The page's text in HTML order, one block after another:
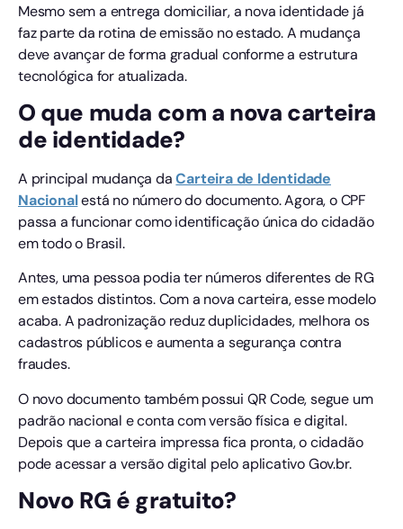
Mesmo sem a entrega domiciliar, a nova identidade já
faz parte da rotina de emissão no estado. A mudança
deve avançar de forma gradual conforme a estrutura
tecnológica for atualizada.
O que muda com a nova carteira
de identidade?
A principal mudança daCarteira de Identidade
Nacionalestá no número do documento. Agora, o CPF
passa a funcionar como identificação única do cidadão
em todo o Brasil.
Antes, uma pessoa podia ter números diferentes de RG
em estados distintos. Com a nova carteira, esse modelo
acaba. A padronização reduz duplicidades, melhora os
cadastros públicos e aumenta a segurança contra
fraudes.
O novo documento também possui QR Code, segue um
padrão nacional e conta com versão física e digital.
Depois que a carteira impressa fica pronta, o cidadão
pode acessar a versão digital pelo aplicativo Gov.br.
Novo RG é gratuito?